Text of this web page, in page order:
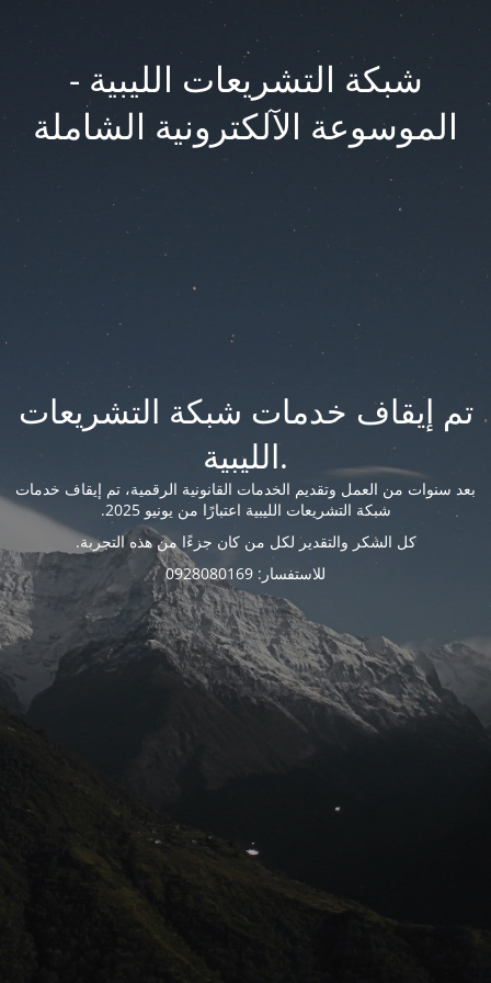
شبكة التشريعات الليبية -
الموسوعة الآلكترونية الشاملة
تم إيقاف خدمات شبكة التشريعات
الليبية.
بعد سنوات من العمل وتقديم الخدمات القانونية الرقمية، تم إيقاف خدمات
شبكة التشريعات الليبية اعتبارًا من يونيو 2025.
كل الشكر والتقدير لكل من كان جزءًا من هذه التجربة.
للاستفسار: 0928080169